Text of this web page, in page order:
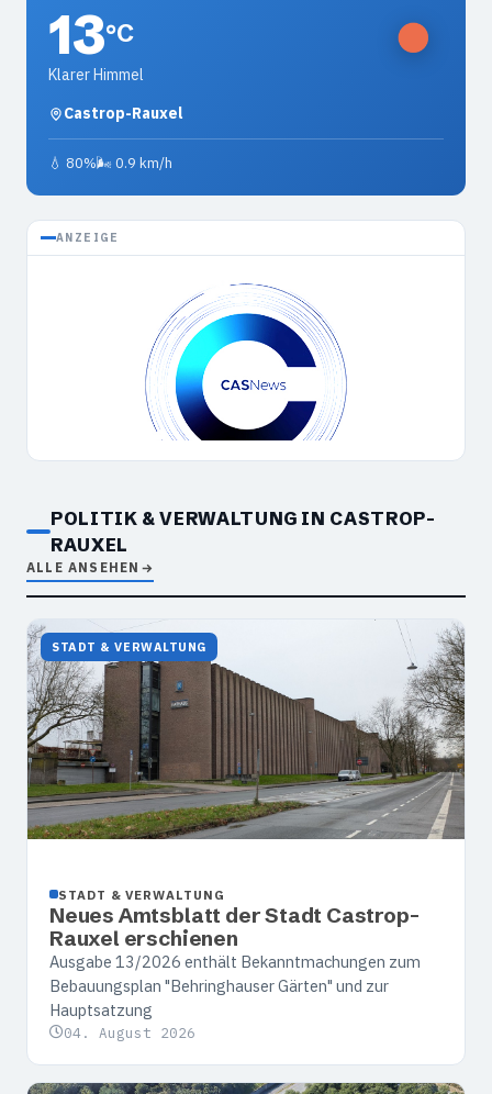
13°C
Klarer Himmel
Castrop-Rauxel
💧 80%🌬 0.9 km/h
ANZEIGE
POLITIK & VERWALTUNG IN CASTROP-
RAUXEL
ALLE ANSEHEN
STADT & VERWALTUNG
STADT & VERWALTUNG
Neues Amtsblatt der Stadt Castrop-
Rauxel erschienen
Ausgabe 13/2026 enthält Bekanntmachungen zum
Bebauungsplan "Behringhauser Gärten" und zur
Hauptsatzung
04. August 2026